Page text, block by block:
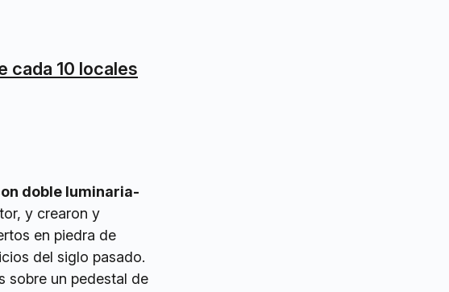
cada 10 locales
doble luminaria-
y crearon y
en piedra de
del siglo pasado.
sobre un pedestal de